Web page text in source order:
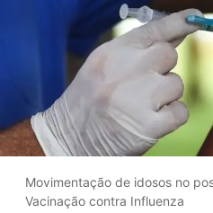
Movimentação de idosos no
Vacinação contra Influenza